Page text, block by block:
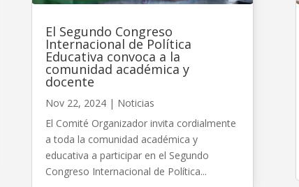
El Segundo Congreso
Internacional de Política
Educativa convoca a la
comunidad académica y
docente
Nov 22, 2024| Noticias
El Comité Organizador invita cordialmente
a toda la comunidad académica y
educativa a participar en el Segundo
Congreso Internacional de Política...